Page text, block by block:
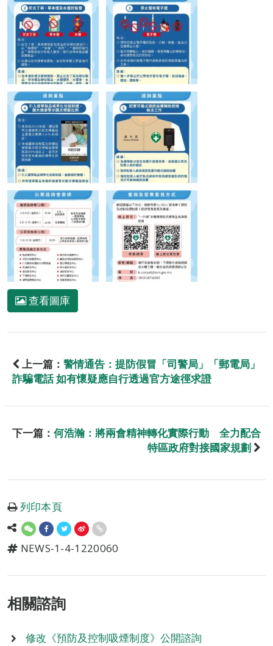
查看圖庫
上一篇： 警情通告：提防假冒「司警局」「郵電局」
詐騙電話 如有懷疑應自行透過官方途徑求證
下一篇： 何浩瀚：將兩會精神轉化實際行動 全力配合
特區政府對接國家規劃
列印本頁
NEWS-1-4-1220060
相關諮詢
修改《預防及控制吸煙制度》公開諮詢